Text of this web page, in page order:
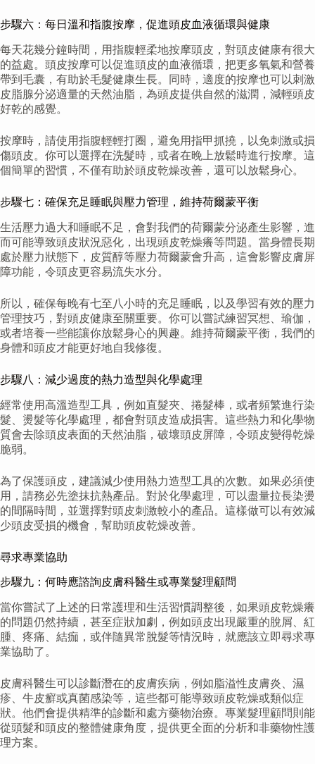
步驟六：每日溫和指腹按摩，促進頭皮血液循環與健康
每天花幾分鐘時間，用指腹輕柔地按摩頭皮，對頭皮健康有很大
的益處。頭皮按摩可以促進頭皮的血液循環，把更多氧氣和營養
帶到毛囊，有助於毛髮健康生長。同時，適度的按摩也可以刺激
皮脂腺分泌適量的天然油脂，為頭皮提供自然的滋潤，減輕頭皮
好乾的感覺。
按摩時，請使用指腹輕輕打圈，避免用指甲抓撓，以免刺激或損
傷頭皮。你可以選擇在洗髮時，或者在晚上放鬆時進行按摩。這
個簡單的習慣，不僅有助於頭皮乾燥改善，還可以放鬆身心。
步驟七：確保充足睡眠與壓力管理，維持荷爾蒙平衡
生活壓力過大和睡眠不足，會對我們的荷爾蒙分泌產生影響，進
而可能導致頭皮狀況惡化，出現頭皮乾燥癢等問題。當身體長期
處於壓力狀態下，皮質醇等壓力荷爾蒙會升高，這會影響皮膚屏
障功能，令頭皮更容易流失水分。
所以，確保每晚有七至八小時的充足睡眠，以及學習有效的壓力
管理技巧，對頭皮健康至關重要。你可以嘗試練習冥想、瑜伽，
或者培養一些能讓你放鬆身心的興趣。維持荷爾蒙平衡，我們的
身體和頭皮才能更好地自我修復。
步驟八：減少過度的熱力造型與化學處理
經常使用高溫造型工具，例如直髮夾、捲髮棒，或者頻繁進行染
髮、燙髮等化學處理，都會對頭皮造成損害。這些熱力和化學物
質會去除頭皮表面的天然油脂，破壞頭皮屏障，令頭皮變得乾燥
脆弱。
為了保護頭皮，建議減少使用熱力造型工具的次數。如果必須使
用，請務必先塗抹抗熱產品。對於化學處理，可以盡量拉長染燙
的間隔時間，並選擇對頭皮刺激較小的產品。這樣做可以有效減
少頭皮受損的機會，幫助頭皮乾燥改善。
尋求專業協助
步驟九：何時應諮詢皮膚科醫生或專業髮理顧問
當你嘗試了上述的日常護理和生活習慣調整後，如果頭皮乾燥癢
的問題仍然持續，甚至症狀加劇，例如頭皮出現嚴重的脫屑、紅
腫、疼痛、結痂，或伴隨異常脫髮等情況時，就應該立即尋求專
業協助了。
皮膚科醫生可以診斷潛在的皮膚疾病，例如脂溢性皮膚炎、濕
疹、牛皮癬或真菌感染等，這些都可能導致頭皮乾燥或類似症
狀。他們會提供精準的診斷和處方藥物治療。專業髮理顧問則能
從頭髮和頭皮的整體健康角度，提供更全面的分析和非藥物性護
理方案。